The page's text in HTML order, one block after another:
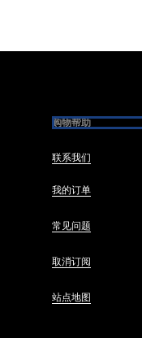
购物帮助
联系我们
我的订单
常见问题
取消订阅
站点地图